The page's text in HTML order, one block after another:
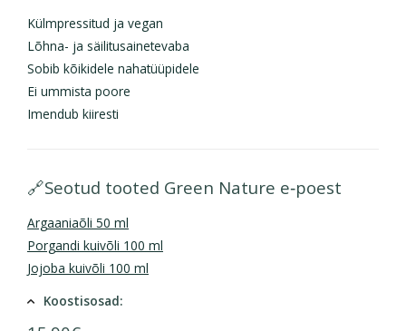
Külmpressitud ja vegan
Lõhna- ja säilitusainetevaba
Sobib kõikidele nahatüüpidele
Ei ummista poore
Imendub kiiresti
🔗Seotud tooted Green Nature e‑poest
Argaaniaõli 50 ml
Porgandi kuivõli 100 ml
Jojoba kuivõli 100 ml
Koostisosad: